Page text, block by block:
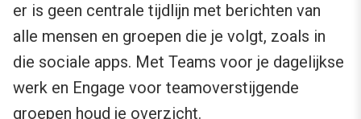
er is geen centrale tijdlijn met berichten van
alle mensen en groepen die je volgt, zoals in
die sociale apps. Met Teams voor je dagelijkse
werk en Engage voor teamoverstijgende
groepen houd je overzicht.